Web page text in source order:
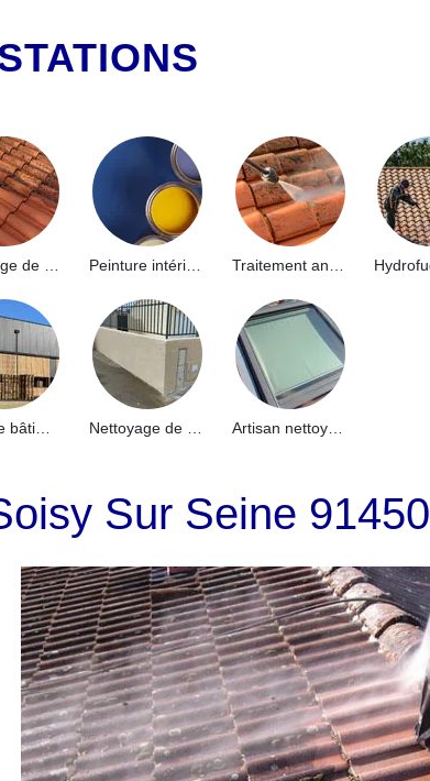
Peinture intérieure 91
Artisan nettoyage de puits de lumière et Skydome 91
Sur Seine 91450